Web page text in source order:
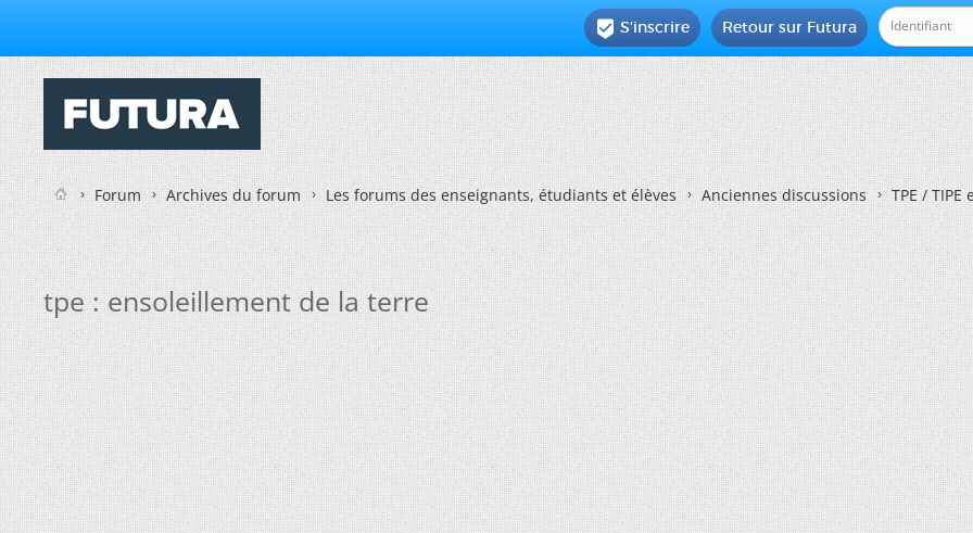
Retour sur Futura
 S'inscrire
Forum Archives du forum Les forums des enseignants, étudiants et élèves Anciennes discussions TPE /
tpe : ensoleillement de la terre